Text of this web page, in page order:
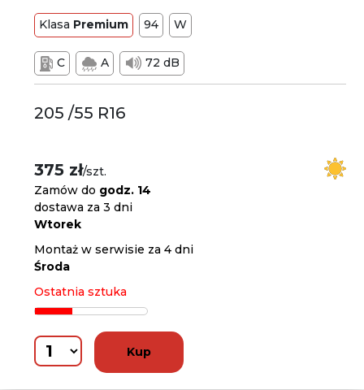
Klasa Premium 94 W
C A 72 dB
205 /55 R16
375 zł/szt.
Zamów do godz. 14
dostawa za 3 dni
Wtorek
Montaż w serwisie za 4 dni
Środa
Ostatnia sztuka
Kup